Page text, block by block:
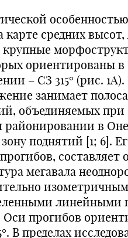
средних высот,
крупные
ориентированы в
– СЗ 315° (рис.
занимает
объединяемых при
районировании в
поднятий [1; 6].
составляет
мегавала
линейными
прогибов
В пределах